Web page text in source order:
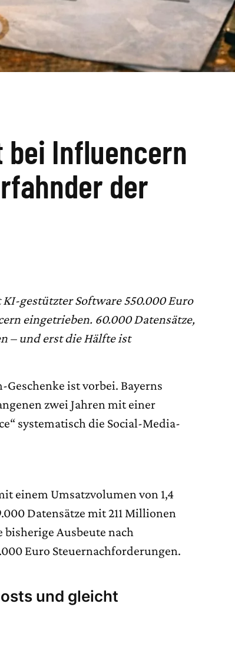
bei Influencern
der
gestützter Software 550.000 Euro
eingetrieben. 60.000 Datensätze,
– und erst die Hälfte ist
ist vorbei. Bayerns
zwei Jahren mit einer
systematisch die Social-Media-
einem Umsatzvolumen von 1,4
Datensätze mit 211 Millionen
bisherige Ausbeute nach
Euro Steuernachforderungen.
und gleicht